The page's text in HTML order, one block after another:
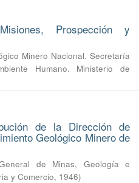
Prospección y
Minero Nacional. Secretaría
Humano. Ministerio de
de la Dirección de
Geológico Minero de
de Minas, Geología e
y Comercio, 1946)